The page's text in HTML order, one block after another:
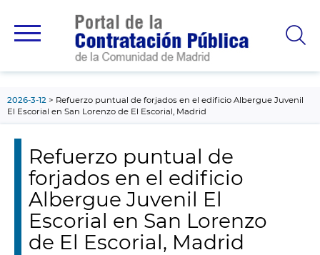
principal
2026-3-12
Refuerzo puntual de forjados en el edificio Albergue Juvenil
El Escorial en San Lorenzo de El Escorial, Madrid
Refuerzo puntual de
forjados en el edificio
Albergue Juvenil El
Escorial en San Lorenzo
de El Escorial, Madrid